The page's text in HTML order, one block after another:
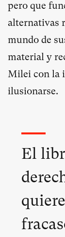
pero que
alternativas
mundo de
material y
Milei con la
ilusionarse.
El